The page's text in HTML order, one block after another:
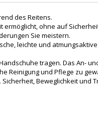
des Reitens.
ermöglicht, ohne auf
Sie meistern.
leichte und
tragen. Das An-
Reinigung und Pflege zu
Beweglichkeit und